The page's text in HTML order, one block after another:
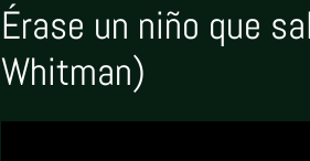
Érase un niño que
Whitman)